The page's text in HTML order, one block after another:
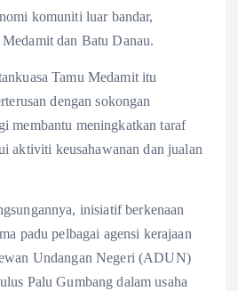
komuniti luar bandar,
dan Batu Danau.
Tamu Medamit itu
dengan sokongan
membantu meningkatkan taraf
aktiviti keusahawanan dan jualan
inisiatif berkenaan
padu pelbagai agensi kerajaan
Undangan Negeri (ADUN)
Palu Gumbang dalam usaha